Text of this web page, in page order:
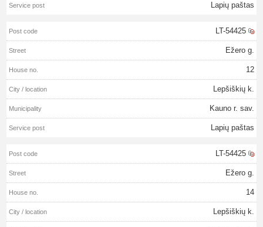
Lapių paštas
LT-54425
Ežero g.
12
Lepšiškių k.
Kauno r. sav.
Lapių paštas
LT-54425
Ežero g.
14
Lepšiškių k.